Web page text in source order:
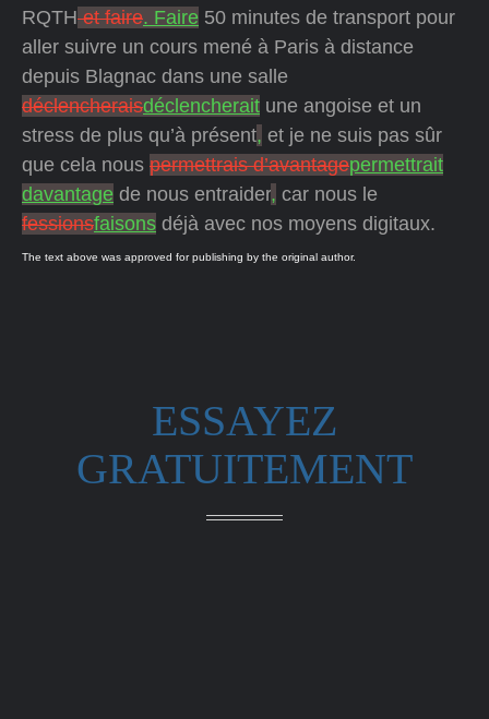
RQTHet faire. Faire 50 minutes de transport pour
aller suivre un cours mené à Paris à distance
depuis Blagnac dans une salle
déclencheraisdéclencherait une angoise et un
stress de plus qu’à présent, et je ne suis pas sûr
que cela nous permettrais d’avantagepermettrait
davantage de nous entraider, car nous le
fessionsfaisons déjà avec nos moyens digitaux.
The text above was approved for publishing by the original author.
ESSAYEZ
GRATUITEMENT